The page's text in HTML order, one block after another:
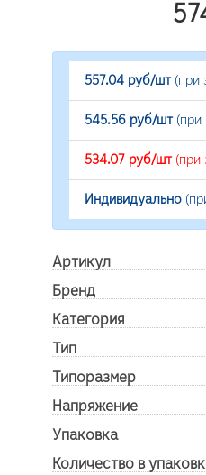
557.04 руб/шт(при
545.56 руб/шт(при
534.07 руб/шт(при
Индивидуально
Артикул
Бренд
Категория
Тип
Типоразмер
Напряжение
Упаковка
Количество в